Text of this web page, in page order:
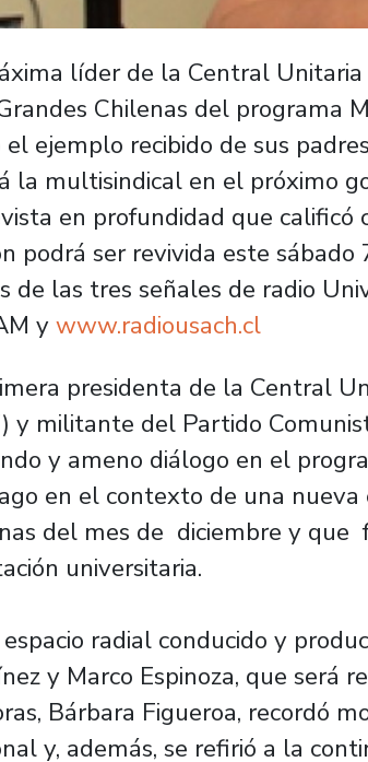
líder de la Central
Chilenas del programa
el ejemplo recibido de sus
la multisindical en el próximo
en profundidad que calificó
podrá ser revivida este
de las tres señales de radio
ywww.radiousach.cl
presidenta de la Central
y militante del Partido
y ameno diálogo en el
en el contexto de una nueva
del mes de diciembre y
universitaria.
radial conducido y
y Marco Espinoza, que será
Bárbara Figueroa, recordó
y, además, se refirió a la